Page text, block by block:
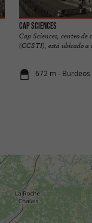
Cap Sciences
Cap Sciences, centro
(CCSTI), está ubicado a
672 m - Burdeos